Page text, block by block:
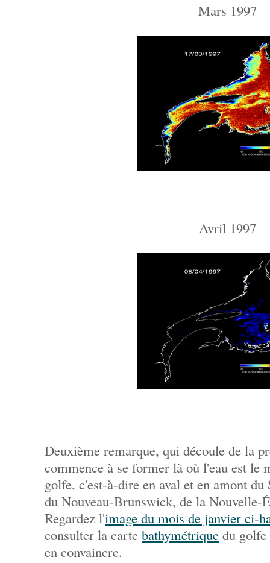
Mars 1997
Avril 1997
Deuxième remarque, qui découle de la
commence à se former là où l'eau est le
golfe, c'est-à-dire en aval et en amont du
du Nouveau-Brunswick, de la Nouvelle-
Regardez l'image du mois de janvier ci-
consulter la carte bathymétrique du
en convaincre.